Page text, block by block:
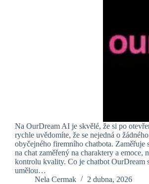
Na OurDream AI je skvělé, že si po
rychle uvědomíte, že se nejedná o žádného
obyčejného firemního chatbota. Zaměřuje
na chat zaměřený na charaktery a emoce,
kontrolu kvality. Co je chatbot OurDream
umělou…
Nela Cermak
2 dubna, 2026